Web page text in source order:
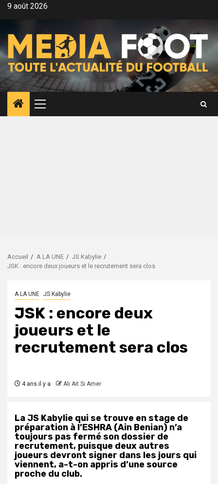
Aller9 août 2026
Menu
principal
Accueil A LA UNE
JS Kabylie
JSK : encore deux joueurs et le recrutement sera clos
A LA UNE JS Kabylie
JSK : encore deux
joueurs et le
recrutement sera clos
4 ans il y a Ali Ait Si Amer
La JS Kabylie qui se trouve en stage de
préparation à l’ESHRA (Ain Benian) n’a
toujours pas fermé son dossier de
recrutement, puisque deux autres
joueurs devront signer dans les jours qui
viennent, a-t-on appris d’une source
proche du club.